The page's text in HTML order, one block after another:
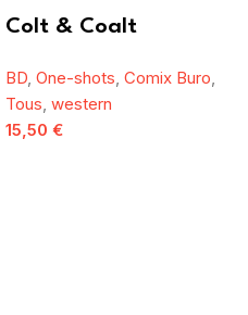
Colt & Coalt
BD, One-shots, Comix Buro,
Tous, western
15,50 €